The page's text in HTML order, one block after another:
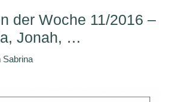
der Woche 11/2016 –
Jonah, …
Sabrina